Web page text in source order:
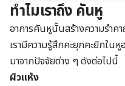
ทำไมเราถึง คันหู
อาการคันหูนั้นสร้างความรำค
เรามีความรู้สึกคะยุกคะยิกในหู
มาจากปัจจัยต่าง ๆ ดังต่อไปนี้
ผิวแห้ง